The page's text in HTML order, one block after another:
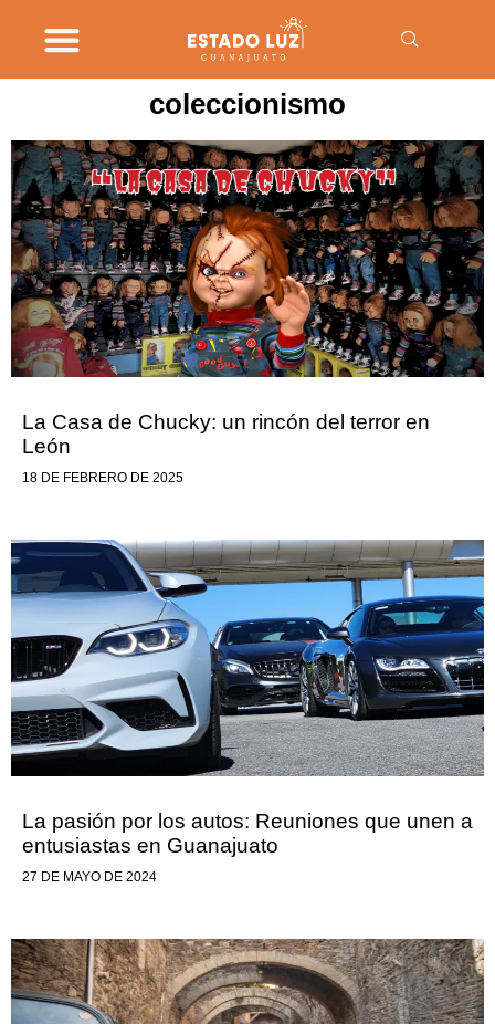
coleccionismo
La Casa de Chucky: un rincón del terror en
León
18 DE FEBRERO DE 2025
La pasión por los autos: Reuniones que unen a
entusiastas en Guanajuato
27 DE MAYO DE 2024